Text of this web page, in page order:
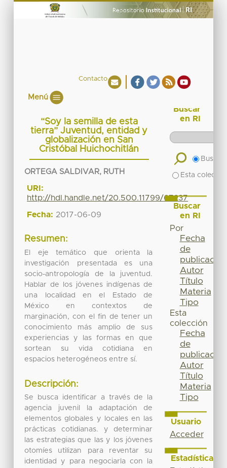
Contacto
Menú
“Soy la semilla de esta
tierra” Juventud, entidad y
globalización en San
Cristóbal Huichochitlán
ORTEGA SALDIVAR, RUTH
URI:
http://hdl.handle.net/20.500.11799/67237
Fecha: 2017-06-09
Resumen:
El eje temático que orienta la
investigación presentada es una
socio-antropología de la juventud.
Hablar de los jóvenes indígenas de
una localidad en el Estado de
México en contextos de
marginación, con el fin de tener un
conocimiento más amplio de sus
experiencias y las formas en que
sortean su vida cotidiana en
espacios heterogéneos entre sí.
Descripción:
Se busca identificar a través de la
agencia juvenil la adaptación de
elementos globales y locales en las
prácticas cotidianas. y determinar
las estrategias que las y los jóvenes
otomíes utilizan para reventar su
identidad y para negociarla con la
Buscar
en RI
Buscar
Esta
Buscar
en RI
Por
Fecha
de
publicación
Autor
Título
Materia
Tipo
Esta
colección
Fecha
de
publicación
Autor
Título
Materia
Tipo
Usuario
Acceder
Estadísticas